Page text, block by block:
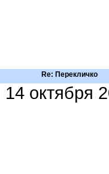
Re: Перекличко
14 октября